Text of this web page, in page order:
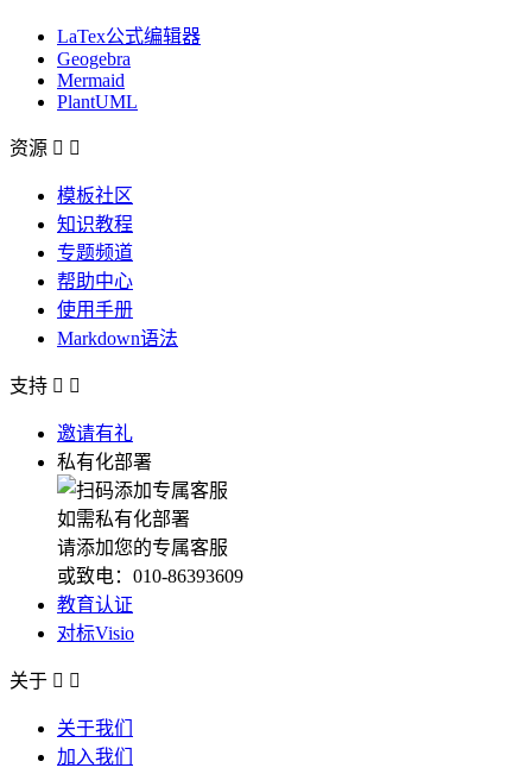
LaTex公式编辑器
Geogebra
Mermaid
PlantUML
资源  
模板社区
知识教程
专题频道
帮助中心
使用手册
Markdown语法
支持  
邀请有礼
私有化部署
如需私有化部署
请添加您的专属客服
或致电：010-86393609
教育认证
对标Visio
关于  
关于我们
加入我们